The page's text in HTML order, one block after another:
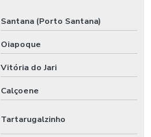
Santana (Porto Santana)
Oiapoque
Vitória do Jari
Calçoene
Tartarugalzinho